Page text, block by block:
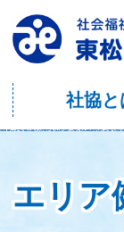
社協と
エリア